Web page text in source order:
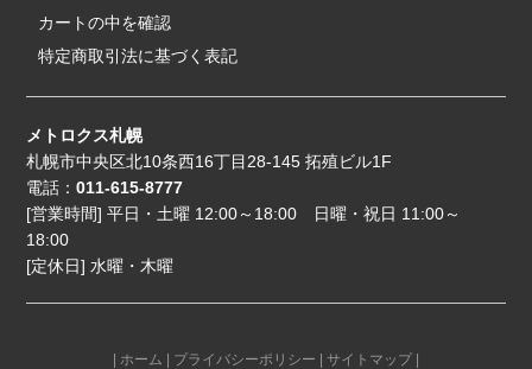
カートの中を確認
特定商取引法に基づく表記
メトロクス札幌
札幌市中央区北10条西16丁目28-145 拓殖ビル1F
電話：011-615-8777
[営業時間] 平日・土曜 12:00～18:00 日曜・祝日 11:00～
18:00
[定休日] 水曜・木曜
| ホーム | プライバシーポリシー | サイトマップ |